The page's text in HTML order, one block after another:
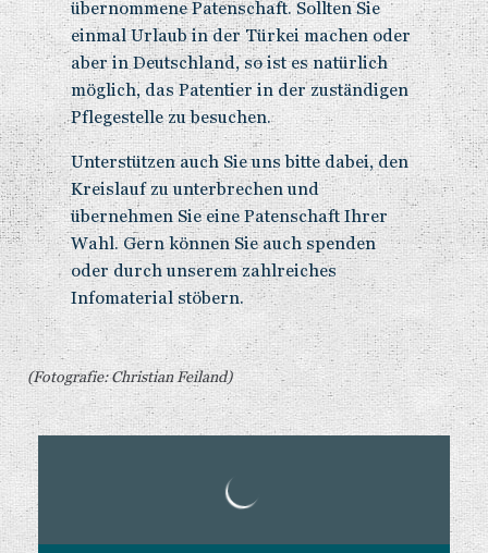
übernommene Patenschaft. Sollten Sie
einmal Urlaub in der Türkei machen oder
aber in Deutschland, so ist es natürlich
möglich, das Patentier in der zuständigen
Pflegestelle zu besuchen.
Unterstützen auch Sie uns bitte dabei, den
Kreislauf zu unterbrechen und
übernehmen Sie eine Patenschaft Ihrer
Wahl. Gern können Sie auch spenden
oder durch unserem zahlreiches
Infomaterial stöbern.
(Fotografie: Christian Feiland)